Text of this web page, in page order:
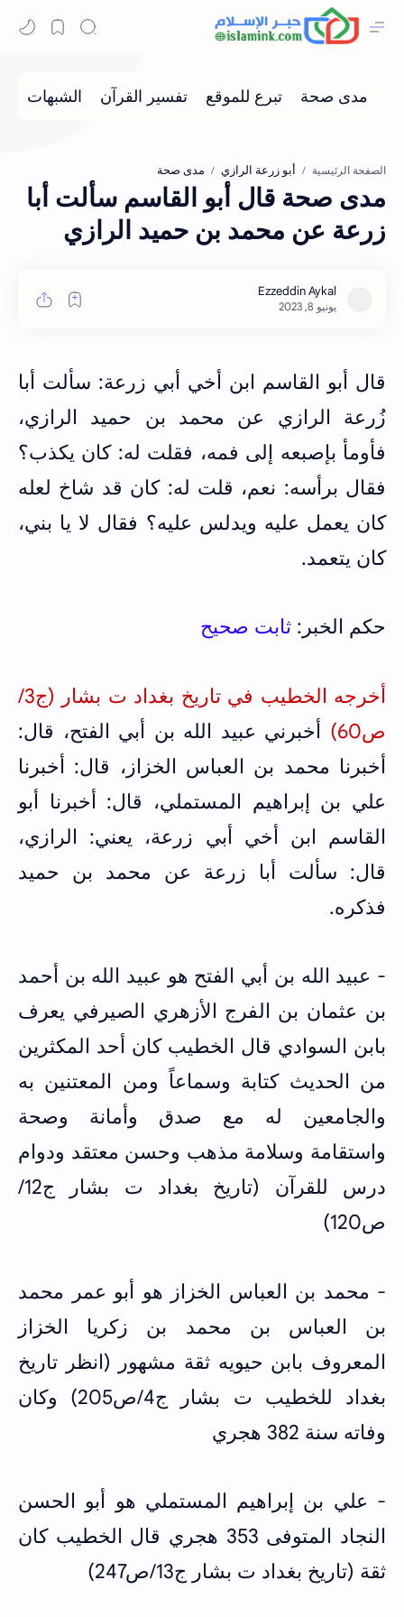
الصفحة الرئيسية أبو زرعة الرازي مدى صحة
مدى صحة قال أبو القاسم سألت أبا
زرعة عن محمد بن حميد الرازي
قال أبو القاسم ابن أخي أبي زرعة: سألت أبا
زُرعة الرازي عن محمد بن حميد الرازي،
فأومأ بإصبعه إلى فمه، فقلت له: كان يكذب؟
فقال برأسه: نعم، قلت له: كان قد شاخ لعله
كان يعمل عليه ويدلس عليه؟ فقال لا يا بني،
كان يتعمد.
حكم الخبر: ثابت صحيح
أخرجه الخطيب في تاريخ بغداد ت بشار (ج3/
ص60)
أخبرني عبيد الله بن أبي الفتح، قال:
أخبرنا محمد بن العباس الخزاز، قال: أخبرنا
علي بن إبراهيم المستملي، قال: أخبرنا أبو
القاسم ابن أخي أبي زرعة، يعني: الرازي،
قال: سألت أبا زرعة عن محمد بن حميد
فذكره.
- عبيد الله بن أبي الفتح هو عبيد الله بن أحمد
بن عثمان بن الفرج الأزهري الصيرفي يعرف
بابن السوادي قال الخطيب كان أحد المكثرين
من الحديث كتابة وسماعاً ومن المعتنين به
والجامعين له مع صدق وأمانة وصحة
واستقامة وسلامة مذهب وحسن معتقد ودوام
درس للقرآن (تاريخ بغداد ت بشار ج12/
ص120)
- محمد بن العباس الخزاز هو أبو عمر محمد
بن العباس بن محمد بن زكريا الخزاز
المعروف بابن حيويه ثقة مشهور (انظر تاريخ
بغداد للخطيب ت بشار ج4/ص205) وكان
وفاته سنة 382 هجري
- علي بن إبراهيم المستملي هو أبو الحسن
النجاد المتوفى 353 هجري قال الخطيب كان
ثقة (تاريخ بغداد ت بشار ج13/ص247)